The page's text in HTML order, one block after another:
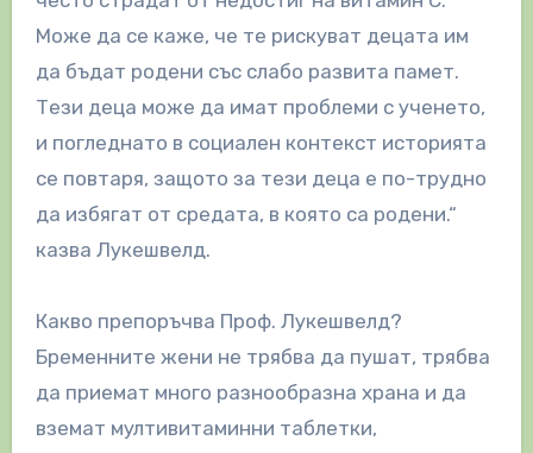
Може да се каже, че те рискуват децата им
да бъдат родени със слабо развита памет.
Тези деца може да имат проблеми с ученето,
и погледнато в социален контекст историята
се повтаря, защото за тези деца е по-трудно
да избягат от средата, в която са родени.“
казва Лукешвелд.
Какво препоръчва Проф. Лукешвелд?
Бременните жени не трябва да пушат, трябва
да приемат много разнообразна храна и да
вземат мултивитаминни таблетки,